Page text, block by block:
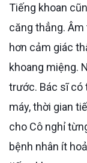
Tiếng khoan cũng là nguyên nhân khiến nhiều người
căng thẳng.
hơn cảm giác
khoang miệng.
trước. Bác sĩ có
máy, thời gian
cho Cô nghỉ
bệnh nhân ít